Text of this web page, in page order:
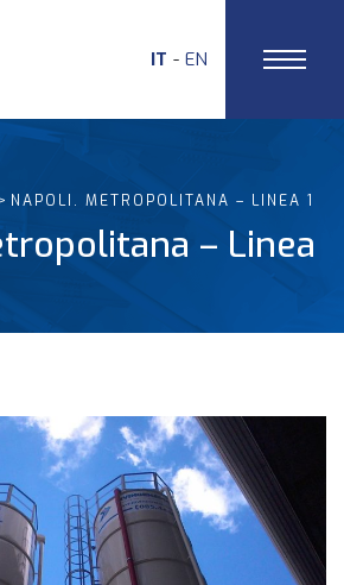
IT EN
NAPOLI. METROPOLITANA – LINEA 1
– Linea